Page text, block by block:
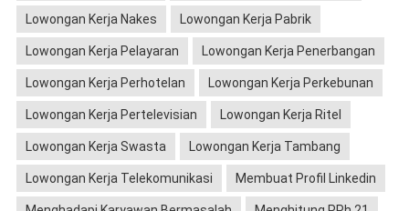
Lowongan Kerja Nakes Lowongan Kerja Pabrik
Lowongan Kerja Pelayaran Lowongan Kerja Penerbangan
Lowongan Kerja Perhotelan Lowongan Kerja Perkebunan
Lowongan Kerja Pertelevisian Lowongan Kerja Ritel
Lowongan Kerja Swasta Lowongan Kerja Tambang
Lowongan Kerja Telekomunikasi Membuat Profil Linkedin